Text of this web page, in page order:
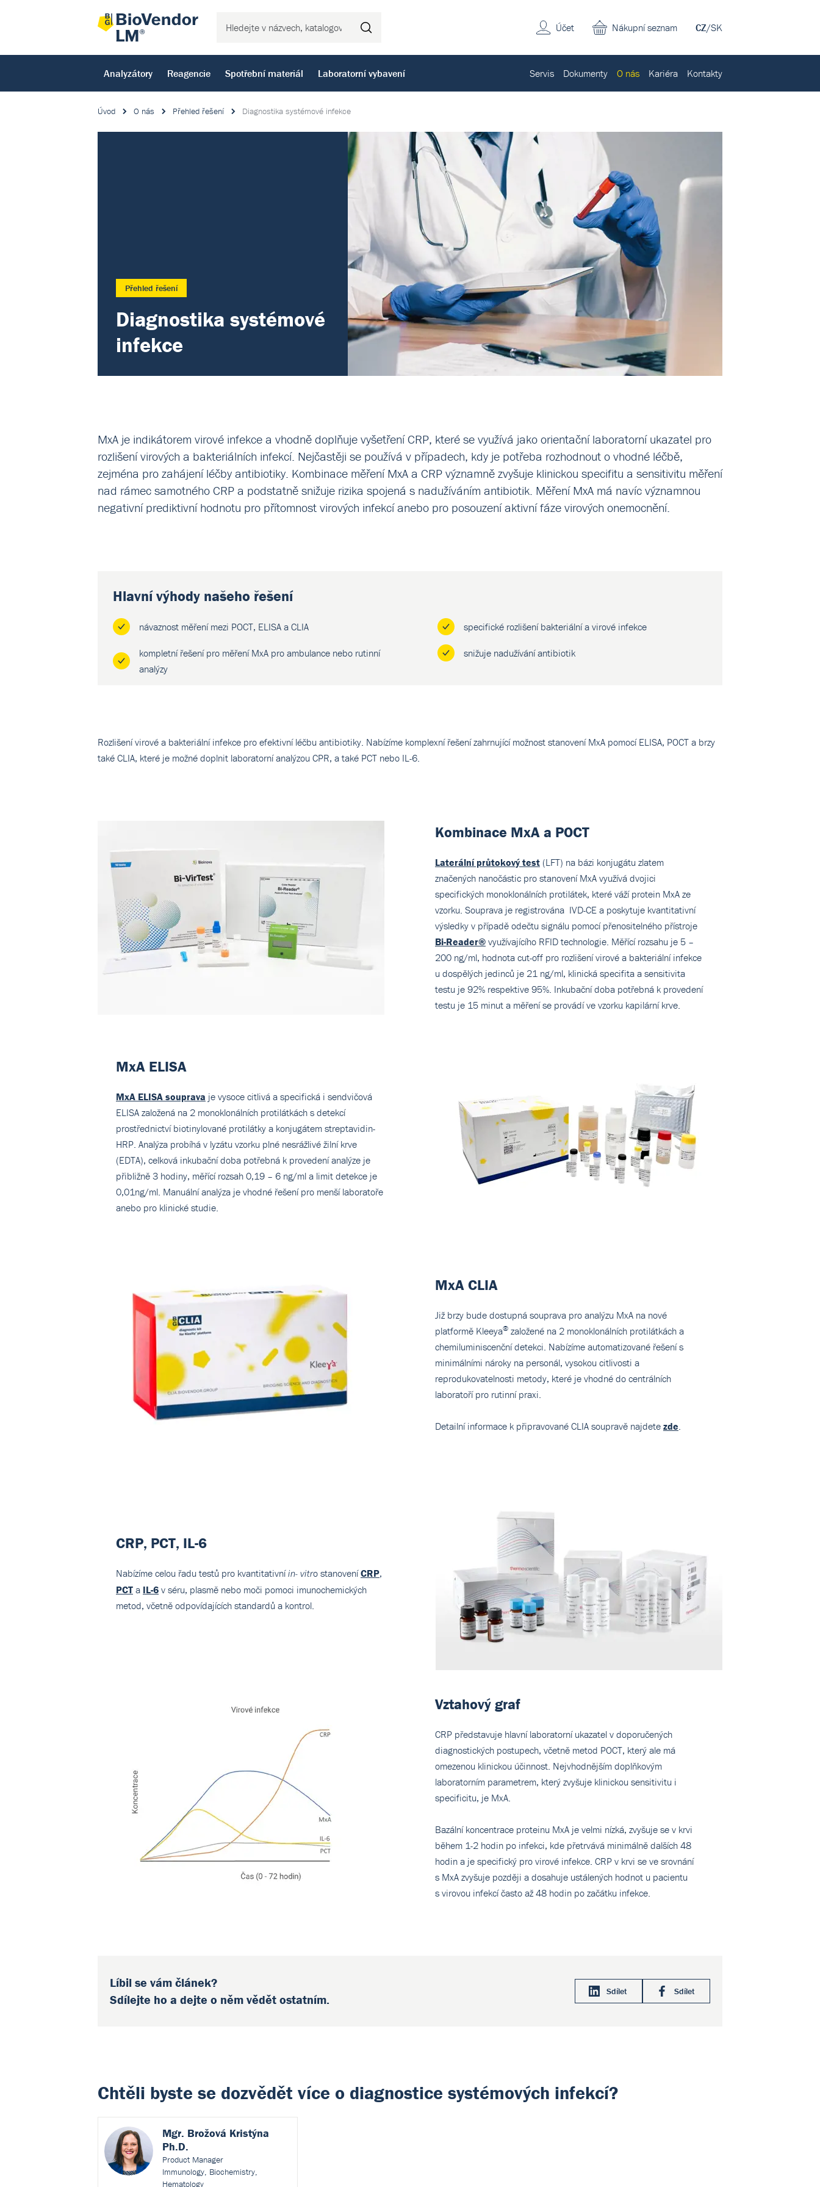
CZ/SK
Nákupní seznam
Účet
Analyzátory Reagencie Spotřební materiál Laboratorní vybavení Servis Dokumenty O nás Kariéra Kontakty
Úvod O nás Přehled řešení Diagnostika systémové infekce
Přehled řešení
Diagnostika systémové
infekce
MxA je indikátorem virové infekce a vhodně doplňuje vyšetření CRP, které se využívá jako orientační laboratorní ukazatel pro
rozlišení virových a bakteriálních infekcí. Nejčastěji se používá v případech, kdy je potřeba rozhodnout o vhodné léčbě,
zejména pro zahájení léčby antibiotiky. Kombinace měření MxA a CRP významně zvyšuje klinickou specifitu a sensitivitu měření
nad rámec samotného CRP a podstatně snižuje rizika spojená s nadužíváním antibiotik. Měření MxA má navíc významnou
negativní prediktivní hodnotu pro přítomnost virových infekcí anebo pro posouzení aktivní fáze virových onemocnění.
Hlavní výhody našeho řešení
návaznost měření mezi POCT, ELISA a CLIA
kompletní řešení pro měření MxA pro ambulance nebo rutinní
analýzy
specifické rozlišení bakteriální a virové infekce
snižuje nadužívání antibiotik
Rozlišení virové a bakteriální infekce pro efektivní léčbu antibiotiky. Nabízíme komplexní řešení zahrnující možnost stanovení MxA pomocí ELISA, POCT a brzy
také CLIA, které je možné doplnit laboratorní analýzou CPR, a také PCT nebo IL-6.
Kombinace MxA a POCT
Laterální průtokový test(LFT) na bázi konjugátu zlatem
značených nanočástic pro stanovení MxA využívá dvojici
specifických monoklonálních protilátek, které váží protein MxA ze
vzorku. Souprava je registrována IVD-CE a poskytuje kvantitativní
výsledky v případě odečtu signálu pomocí přenositelného přístroje
Bi-Reader®využívajícího RFID technologie. Měřící rozsahu je 5 –
200 ng/ml, hodnota cut-off pro rozlišení virové a bakteriální infekce
u dospělých jedinců je 21 ng/ml, klinická specifita a sensitivita
testu je 92% respektive 95%. Inkubační doba potřebná k provedení
testu je 15 minut a měření se provádí ve vzorku kapilární krve.
MxA ELISA
MxA ELISA souprava je vysoce citlivá a specifická i sendvičová
ELISA založená na 2 monoklonálních protilátkách s detekcí
prostřednictví biotinylované protilátky a konjugátem streptavidin-
HRP. Analýza probíhá v lyzátu vzorku plné nesrážlivé žilní krve
(EDTA), celková inkubační doba potřebná k provedení analýze je
přibližně 3 hodiny, měřící rozsah 0,19 – 6 ng/ml a limit detekce je
0,01ng/ml. Manuální analýza je vhodné řešení pro menší laboratoře
anebo pro klinické studie.
MxA CLIA
Již brzy bude dostupná souprava pro analýzu MxA na nové
platformě Kleeya®založené na 2 monoklonálních protilátkách a
chemiluminiscenční detekci. Nabízíme automatizované řešení s
minimálními nároky na personál, vysokou citlivosti a
reprodukovatelnosti metody, které je vhodné do centrálních
laboratoří pro rutinní praxi.
Detailní informace k připravované CLIA soupravě najdete zde.
CRP, PCT, IL-6
Nabízíme celou řadu testů pro kvantitativníin- vitro stanoveníCRP,
PCT a IL-6 v séru, plasmě nebo moči pomoci imunochemických
metod, včetně odpovídajících standardů a kontrol.
Vztahový graf
CRP představuje hlavní laboratorní ukazatel v doporučených
diagnostických postupech, včetně metod POCT, který ale má
omezenou klinickou účinnost. Nejvhodnějším doplňkovým
laboratorním parametrem, který zvyšuje klinickou sensitivitu i
specificitu, je MxA.
Bazální koncentrace proteinu MxA je velmi nízká, zvyšuje se v krvi
během 1-2 hodin po infekci, kde přetrvává minimálně dalších 48
hodin a je specifický pro virové infekce. CRP v krvi se ve srovnání
s MxA zvyšuje později a dosahuje ustálených hodnot u pacientu
s virovou infekcí často až 48 hodin po začátku infekce.
Líbil se vám článek?
Sdílejte ho a dejte o něm vědět ostatním.
Sdílet Sdílet
Chtěli byste se dozvědět více o diagnostice systémových infekcí?
Mgr. Brožová Kristýna
Ph.D.
Product Manager
Immunology, Biochemistry,
Hematology